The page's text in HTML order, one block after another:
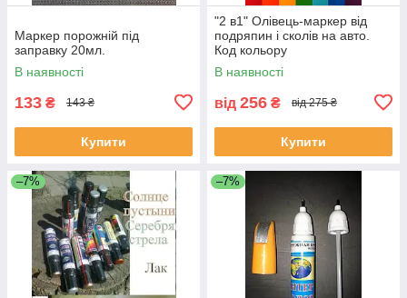
Маркер порожній під
заправку 20мл.
В наявності
133 ₴ 143 ₴
Купити
"2 в1" Олівець-маркер від
подряпин і сколів на авто.
Код кольору
ОБОВ'ЯЗКОВИЙ!!!
В наявності
від 256 ₴ від 275 ₴
Купити
–7% –7%